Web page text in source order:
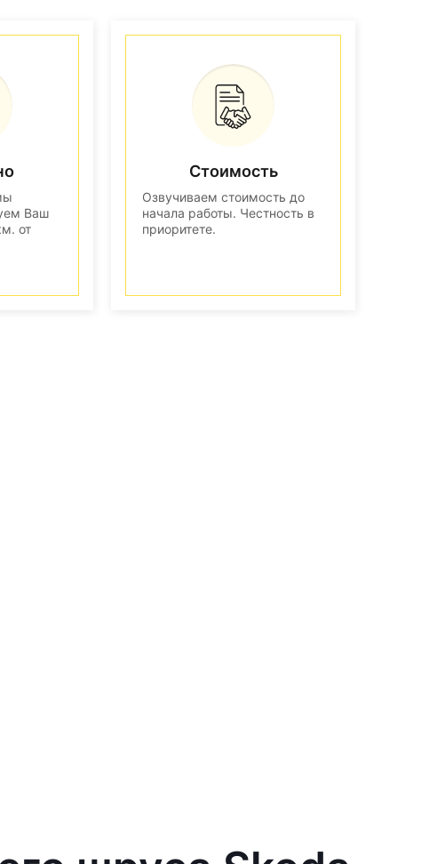
Ваш
от
Стоимость
Озвучиваем стоимость до
начала работы. Честность в
приоритете.